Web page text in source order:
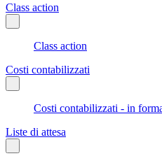
Class action
Class action
Costi contabilizzati
Costi contabilizzati - in
Liste di attesa